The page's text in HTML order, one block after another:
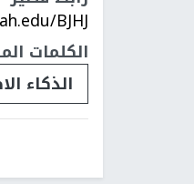
BJHJ/
الكلمات
الذكاء